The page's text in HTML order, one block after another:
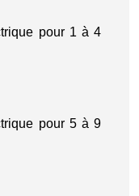
pour 1 à 4
pour 5 à 9